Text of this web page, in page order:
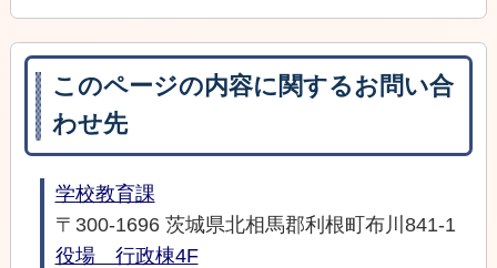
このページの内容に関するお問い合
わせ先
学校教育課
〒300-1696 茨城県北相馬郡利根町布川841-1
役場 行政棟4F